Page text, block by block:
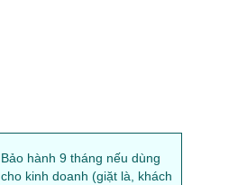
Bảo hành 9 tháng nếu dùng
cho kinh doanh (giặt là, khách